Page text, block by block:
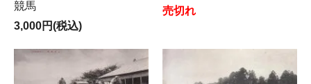
競馬
3,000円(税込)
売切れ